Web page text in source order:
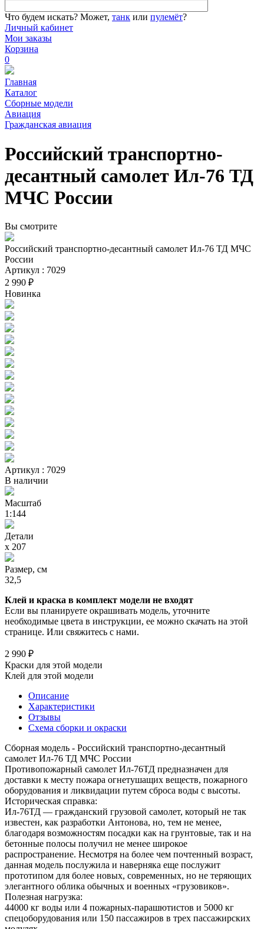
Что будем искать? Может, танк или пулемёт?
Личный кабинет
Мои заказы
Корзина
0
Главная
Каталог
Сборные модели
Авиация
Гражданская авиация
Российский транспортно-
десантный самолет Ил-76 ТД
МЧС России
Вы смотрите
Российский транспортно-десантный самолет Ил-76 ТД МЧС
России
Артикул : 7029
2 990 ₽
Новинка
Артикул : 7029
В наличии
Масштаб
1:144
Детали
х 207
Размер, см
32,5
Клей и краска в комплект модели не входят
Если вы планируете окрашивать модель, уточните
необходимые цвета в инструкции, ее можно скачать на этой
странице. Или свяжитесь с нами.
2 990 ₽
Краски для этой модели
Клей для этой модели
Описание
Характеристики
Отзывы
Схема сборки и окраски
Сборная модель - Российский транспортно-десантный
самолет Ил-76 ТД МЧС России
Противопожарный самолет Ил-76ТД предназначен для
доставки к месту пожара огнетушащих веществ, пожарного
оборудования и ликвидации путем сброса воды с высоты.
Историческая справка:
Ил-76ТД — гражданский грузовой самолет, который не так
известен, как разработки Антонова, но, тем не менее,
благодаря возможностям посадки как на грунтовые, так и на
бетонные полосы получил не менее широкое
распространение. Несмотря на более чем почтенный возраст,
данная модель послужила и наверняка еще послужит
прототипом для более новых, современных, но не теряющих
элегантного облика обычных и военных «грузовиков».
Полезная нагрузка:
44000 кг воды или 4 пожарных-парашютистов и 5000 кг
спецоборудования или 150 пассажиров в трех пассажирских